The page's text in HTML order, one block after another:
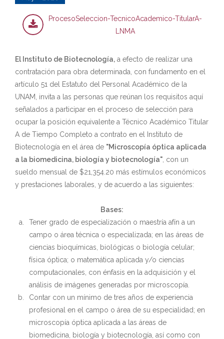
ProcesoSeleccion-TecnicoAcademico-TitularA-
LNMA
El Instituto de Biotecnología, a efecto de realizar una
contratación para obra determinada, con fundamento en el
artículo 51 del Estatuto del Personal Académico de la
UNAM, invita a las personas que reúnan los requisitos aquí
señalados a participar en el proceso de selección para
ocupar la posición equivalente a Técnico Académico Titular
A de Tiempo Completo a contrato en el Instituto de
Biotecnología en el área de "Microscopía óptica aplicada
a la biomedicina, biología y biotecnología" , con un
sueldo mensual de $21,354.20 más estímulos económicos
y prestaciones laborales, y de acuerdo a las siguientes:
Bases:
Tener grado de especialización o maestría afín a un
campo o área técnica o especializada; en las áreas de
ciencias bioquímicas, biológicas o biología celular;
física óptica; o matemática aplicada y/o ciencias
computacionales, con énfasis en la adquisición y el
análisis de imágenes generadas por microscopía.
Contar con un mínimo de tres años de experiencia
profesional en el campo o área de su especialidad; en
microscopía óptica aplicada a las áreas de
biomedicina, biología y biotecnología, así como con